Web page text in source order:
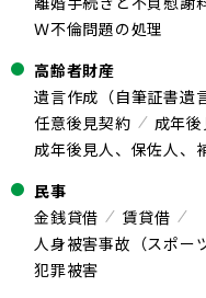
Ｗ不倫問題の処理
高齢者財産
遺言作成（自筆証書遺
任意後見契約
成年
成年後見人、保佐人、
民事
金銭貸借
賃貸借
人身被害事故（スポー
犯罪被害